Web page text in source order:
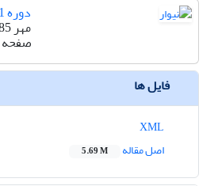
دوره 31، 62-63
مهر 1385
صفحه
فایل ها
اصل مقاله
5.69 M